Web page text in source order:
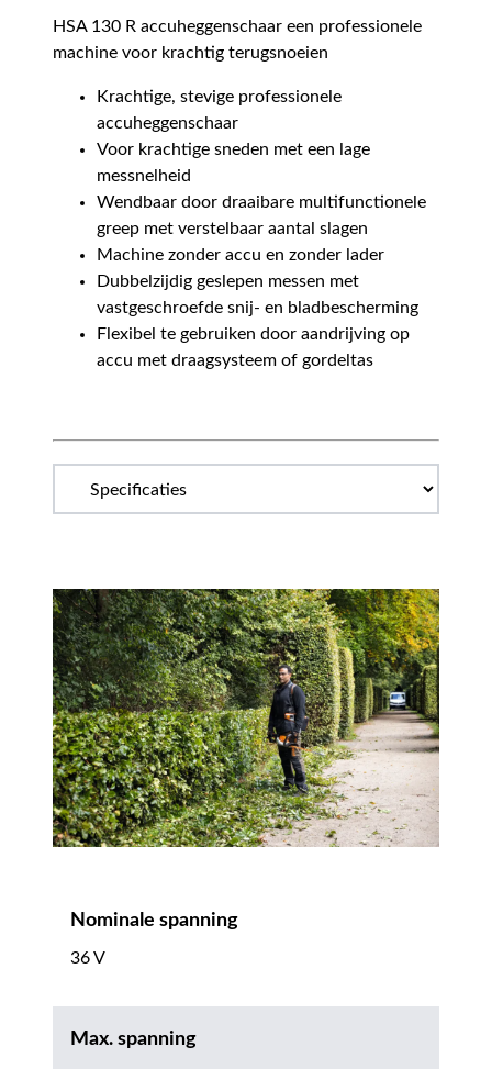
HSA 130 R accuheggenschaar een professionele
machine voor krachtig terugsnoeien
Krachtige, stevige professionele
accuheggenschaar
Voor krachtige sneden met een lage
messnelheid
Wendbaar door draaibare multifunctionele
greep met verstelbaar aantal slagen
Machine zonder accu en zonder lader
Dubbelzijdig geslepen messen met
vastgeschroefde snij- en bladbescherming
Flexibel te gebruiken door aandrijving op
accu met draagsysteem of gordeltas
Nominale spanning
36 V
Max. spanning